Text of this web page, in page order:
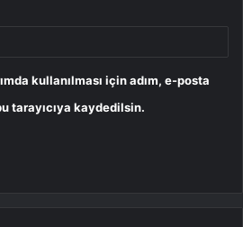
kullanılması için adım, e-posta
tarayıcıya kaydedilsin.